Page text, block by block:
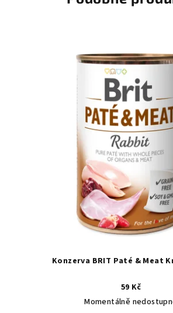
Konzerva BRIT Paté & Meat
59 Kč
Momentálně